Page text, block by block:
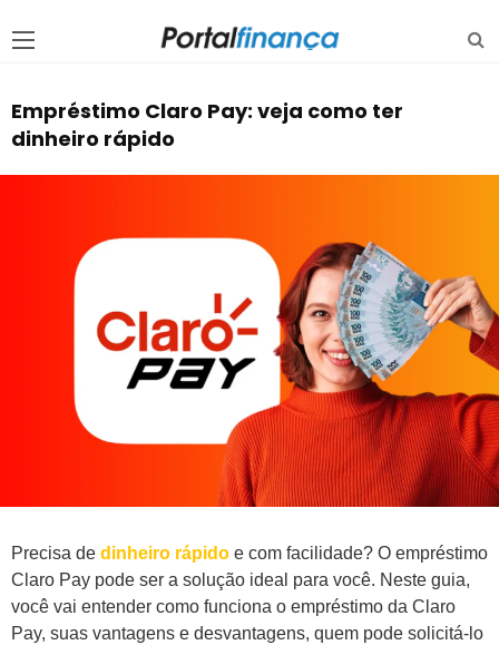
Empréstimo Claro Pay: veja como ter
dinheiro rápido
Precisa de dinheiro rápido e com facilidade? O empréstimo
Claro Pay pode ser a solução ideal para você. Neste guia,
você vai entender como funciona o empréstimo da Claro
Pay, suas vantagens e desvantagens, quem pode solicitá-lo